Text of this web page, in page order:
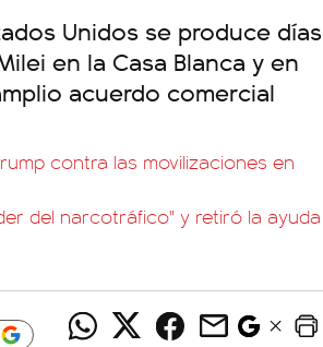
Unidos se produce días
en la Casa Blanca y en
acuerdo comercial
contra las movilizaciones en
del narcotráfico" y retiró la ayuda